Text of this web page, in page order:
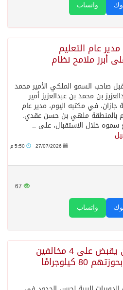
واتساب
عام التعليم
أبرز ملامح نظام
صاحب السمو الملكي الأمير محمد
بن محمد بن عبدالعزيز أمير
جازان، في مكتبه اليوم، مدير عام
بالمنطقة ملهي بن حسن عقدي.
سموه خلال الاستقبال، على ..
27/07/2026
67
واتساب
حرس الحدود بجازان يقبض على 4 مخالفين
لنظام أمن الحدود بحوزتهم 80 كيلوجرامًا